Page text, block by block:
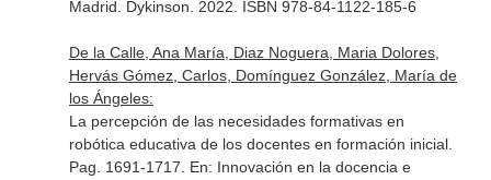
Madrid. Dykinson. 2022. ISBN 978-84-1122-185-6
De la Calle, Ana María, Diaz Noguera, Maria Dolores,
Hervás Gómez, Carlos, Domínguez González, María de
los Ángeles:
La percepción de las necesidades formativas en
robótica educativa de los docentes en formación inicial.
Pag. 1691-1717. En: Innovación en la docencia e